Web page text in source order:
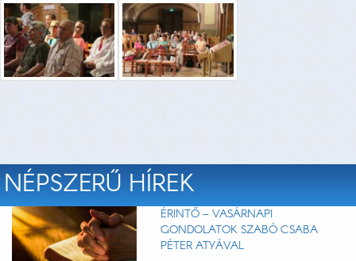
NÉPSZERŰ HÍREK
ÉRINTŐ – VASÁRNAPI
GONDOLATOK SZABÓ CSABA
PÉTER ATYÁVAL